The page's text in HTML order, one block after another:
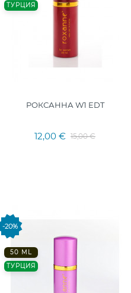
ТУРЦИЯ
РОКСАННА W1 EDT
12,00 € 15,00 €
-20%
50 ML
ТУРЦИЯ